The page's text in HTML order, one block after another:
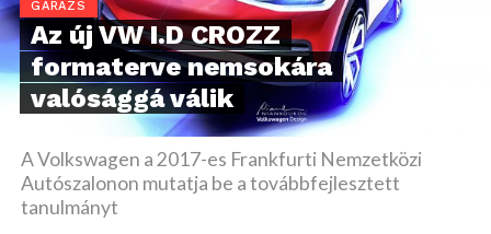
GARÁZS
Az új VW I.D CROZZ
formaterve nemsokára
valósággá válik
A Volkswagen a 2017-es Frankfurti Nemzetközi
Autószalonon mutatja be a továbbfejlesztett
tanulmányt